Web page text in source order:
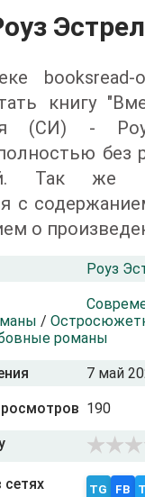
booksread-
книгу
(СИ) -
без
Так же
с
о
Роуз
/
романы
7 май
190
сетях TG FB